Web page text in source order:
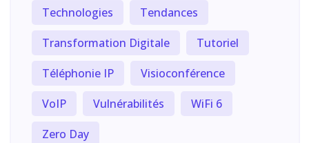
Technologies
Tendances
Transformation Digitale
Tutoriel
Téléphonie IP
Visioconférence
VoIP
Vulnérabilités
WiFi 6
Zero Day